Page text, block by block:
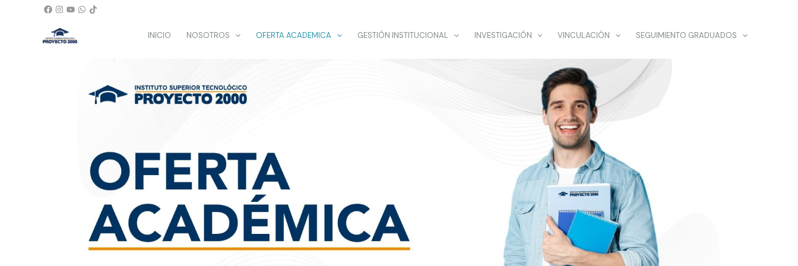
contenido
INICIO NOSOTROS OFERTA ACADEMICA GESTIÓN INSTITUCIONAL INVESTIGACIÓN VINCULACIÓN SEGUIMIENTO GRADUADOS